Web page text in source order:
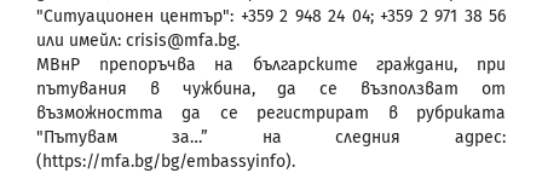
"Ситуационен център": +359 2 948 24 04; +359 2 971 38 56
или имейл: crisis@mfa.bg.
МВнР препоръчва на българските граждани, при
пътувания в чужбина, да се възползват от
възможността да се регистрират в рубриката
"Пътувам за…” на следния адрес:
(https://mfa.bg/bg/embassyinfo).